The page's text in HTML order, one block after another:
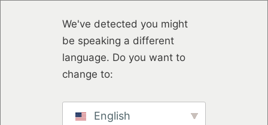
We've detected you might
be speaking a different
language. Do you want to
change to:
English